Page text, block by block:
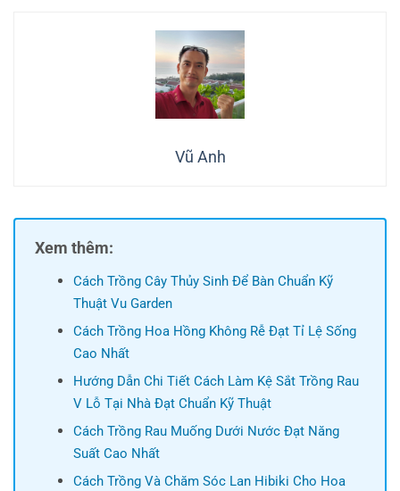
Vũ Anh
Xem thêm:
Cách Trồng Cây Thủy Sinh Để Bàn Chuẩn Kỹ
Thuật Vu Garden
Cách Trồng Hoa Hồng Không Rễ Đạt Tỉ Lệ Sống
Cao Nhất
Hướng Dẫn Chi Tiết Cách Làm Kệ Sắt Trồng Rau
V Lỗ Tại Nhà Đạt Chuẩn Kỹ Thuật
Cách Trồng Rau Muống Dưới Nước Đạt Năng
Suất Cao Nhất
Cách Trồng Và Chăm Sóc Lan Hibiki Cho Hoa